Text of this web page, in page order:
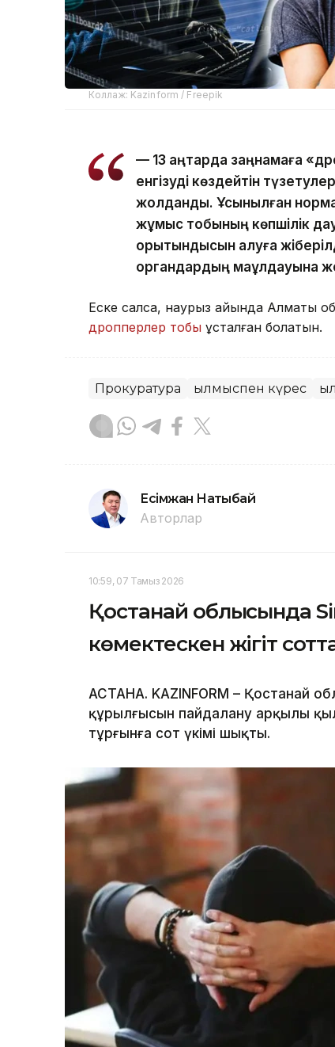
Коллаж: Kazinform / Freepik
— 13 қаңтарда заңнамаға
енгізуді көздейтін
жолданды. Ұсынылған
жұмыс тобының көпшілік
қорытындысын алуға
органдардың мақұлдауына
Еске салсақ, наурыз айында Алматы
дропперлер тобы ұсталған болатын.
Прокуратура Қылмыспен күрес
Есімжан Нақтыбай
Авторлар
10:59, 07 Тамыз 2026
Қостанай облысында
көмектескен жігіт
АСТАНА. KAZINFORM – Қостанай
құрылғысын пайдалану арқылы
тұрғынға сот үкімі шықты.